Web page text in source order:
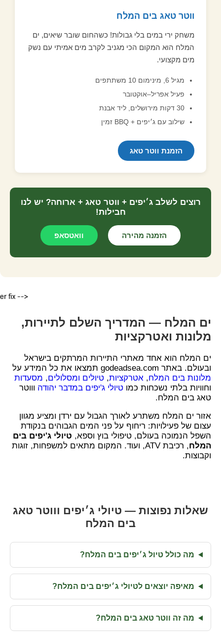
ווטר טאג בים המלח
משחק ירי במים בלי גבולות! כשהחום שובר שיאים, ים
המלח הוא המקום הכי מגניב לקרב מים אמיתי עם נשק
מים מקצועי.
מגיל 6, מינימום 10 משתתפים
פעיל אפריל–אוקטובר
30 דקות מירושלים, ליד אבנת
שילוב עם ג׳יפים + BBQ זמין
הזמנת ווטר טאג
רוצים לשלב ג׳יפים + ווטר טאג + ארוחה? יש לנו
חבילות!
הזמנה מהירה וואטסאפ
er fix -->
ים המלח — המדריך השלם לתיירות,
מלונות ואטרקציות
ים המלח הוא אחד מאתרי התיירות המרתקים בישראל
ובעולם. באתר godeadsea.com תמצאו את כל המידע על
מלונות בים המלח, אטרקציות, טיולים ומסלולים, מסעדות
וחוויות בלתי נשכחות כמו טיולי ג'יפים במדבר יהודה וווטר
טאג בים המלח.
אזור ים המלח משתרע לאורך הגבול עם ירדן ומציע מגוון
עצום של פעילויות: ריחוף על פני המים הגבוהים בנקודת
השפל הנמוכה בעולם, טיפולי בוץ וספא, טיולי ג'יפים בים
המלח
, רכיבת ATV, ועוד. המקום מתאים למשפחות, זוגות
וקבוצות.
שאלות נפוצות — טיולי ג׳יפים וווטר טאג
בים המלח
מה כולל טיול ג׳יפים בים המלח?
מאיפה יוצאים לטיולי ג׳יפים בים המלח?
מה זה ווטר טאג בים המלח?